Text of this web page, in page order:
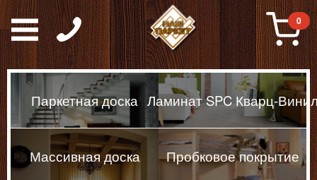
Паркет, Штучный
0
Паркетная доска Ламинат SPC Кварц-
Массивная доска Пробковое покрытие